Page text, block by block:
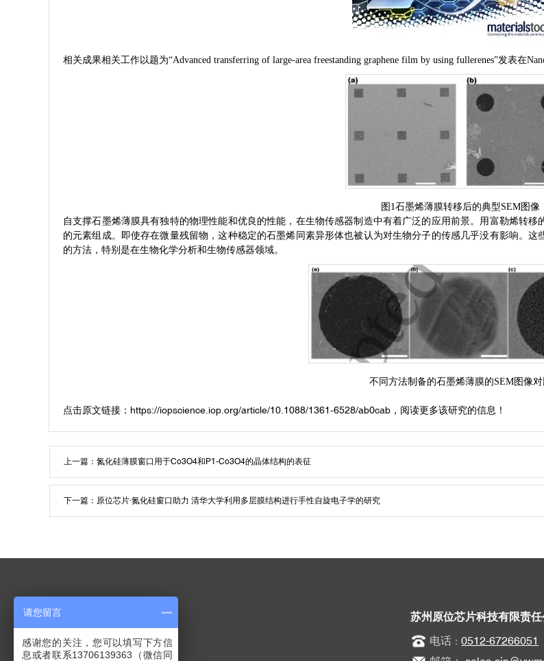
相关成果相关工作以题为“Advanced transferring of large-area freestanding graphene film by using fullerenes”发表在
图1石墨烯薄膜转移后的典型SEM图像
自支撑石墨烯薄膜具有独特的物理性能和优良的性能，在生物传感器制造中有着广泛的应用前景。用富勒烯转
的元素组成。即使存在微量残留物，这种稳定的石墨烯同素异形体也被认为对生物分子的传感几乎没有影响。
的方法，特别是在生物化学分析和生物传感器领域。
不同方法制备的石墨烯薄膜的SEM图像对
点击原文链接： https://iopscience.iop.org/article/10.1088/1361-6528/ab0cab ，阅读更多该研究的信息！
上一篇： 氮化硅薄膜窗口用于Co3O4和P1-Co3O4的晶体结构的表征
下一篇： 原位芯片·氮化硅窗口助力 清华大学利用多层膜结构进行手性自旋电子学的研究
产品中心
同步辐射氮化硅薄膜窗口
苏州原位芯片科技有限责任
电话 ：0512-67266051
请您留言
感谢您的关注，您可以填写下方信
息或者联系13706139363（微信同